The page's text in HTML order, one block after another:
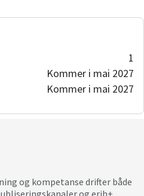
1
Kommer i mai 2027
Kommer i mai 2027
og kompetanse drifter både
og erih+.